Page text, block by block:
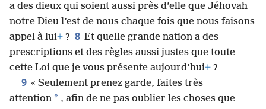
sage et intelligent+.” 7 En effet, quelle grande nation
a des dieux qui soient aussi près d’elle que Jéhovah
notre Dieu l’est de nous chaque fois que nous faisons
appel à lui+? 8 Et quelle grande nation a des
prescriptions et des règles aussi justes que toute
cette Loi que je vous présente aujourd’hui
9 « Seulement prenez garde, faites très